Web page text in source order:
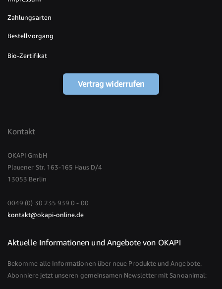
Zahlungsarten
Bestellvorgang
Bio-Zertifikat
Vertrag widerrufen
Kontakt
OKAPI GmbH
Plauener Str. 163-165 Haus D/4
13053 Berlin
0049 (0) 30 235 939 0 - 00
kontakt@okapi-online.de
Aktuelle Informationen und Angebote von OKAPI
Bekomme alle Informationen über neue Produkte und Angebote.
Abonniere jetzt unseren gemeinsamen Newsletter mit Sanoanimal: